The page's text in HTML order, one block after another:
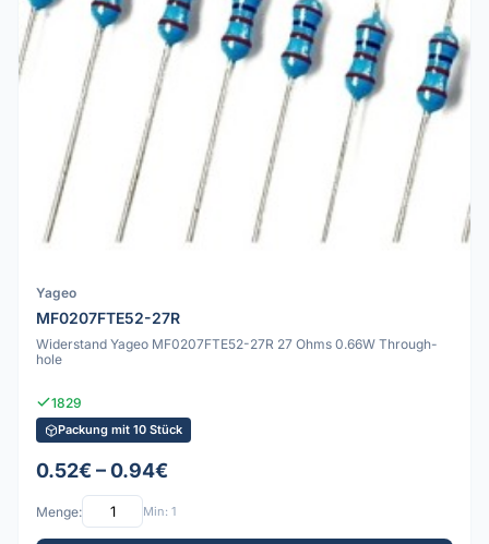
Yageo
MF0207FTE52-27R
Widerstand Yageo MF0207FTE52-27R 27 Ohms 0.66W Through-
hole
1829
Packung mit 10 Stück
0.52€ – 0.94€
Menge: Min: 1